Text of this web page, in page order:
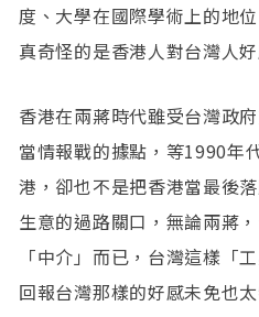
度、大學在國際學術上的地
真奇怪的是香港人對台灣人
香港在兩蔣時代雖受台灣政
當情報戰的據點，等1990年
港，卻也不是把香港當最後
生意的過路關口，無論兩蔣
「中介」而已，台灣這樣「
回報台灣那樣的好感未免也